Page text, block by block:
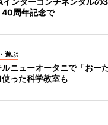
周年記念で
遊ぶ
ルニューオータニで「おー
った科学教室も